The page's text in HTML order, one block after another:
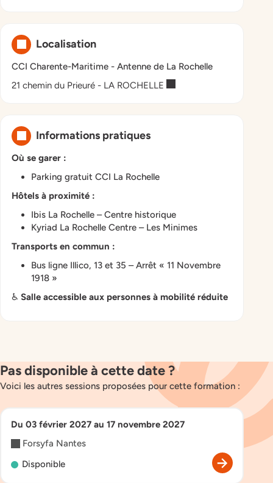
Localisation
CCI Charente-Maritime - Antenne de La Rochelle
21 chemin du Prieuré - LA ROCHELLE
Informations pratiques
Où se garer :
Parking gratuit CCI La Rochelle
Hôtels à proximité :
Ibis La Rochelle – Centre historique
Kyriad La Rochelle Centre – Les Minimes
Transports en commun :
Bus ligne Illico, 13 et 35 – Arrêt « 11 Novembre
1918 »
♿ Salle accessible aux personnes à mobilité réduite
Pas disponible à cette date ?
Voici les autres sessions proposées pour cette formation :
Du 03 février 2027 au 17 novembre 2027
Forsyfa Nantes
Disponible